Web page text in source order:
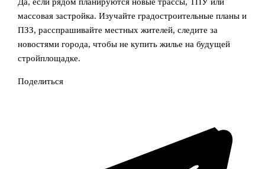
массовая застройка. Изучайте градостроительные планы и
ПЗЗ, расспрашивайте местных жителей, следите за
новостями города, чтобы не купить жилье на будущей
стройплощадке.
Поделиться